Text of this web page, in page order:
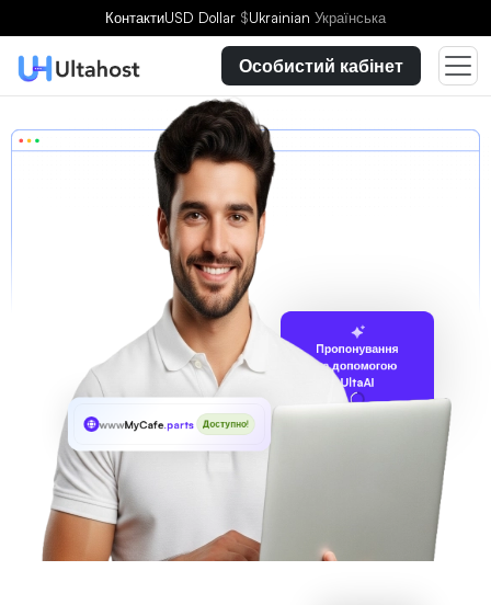
КонтактиUSD Dollar $Ukrainian Українська
Особистий кабінет
Пропонування
за допомогою
UltaAI
wwwMyCafe.parts Доступно!